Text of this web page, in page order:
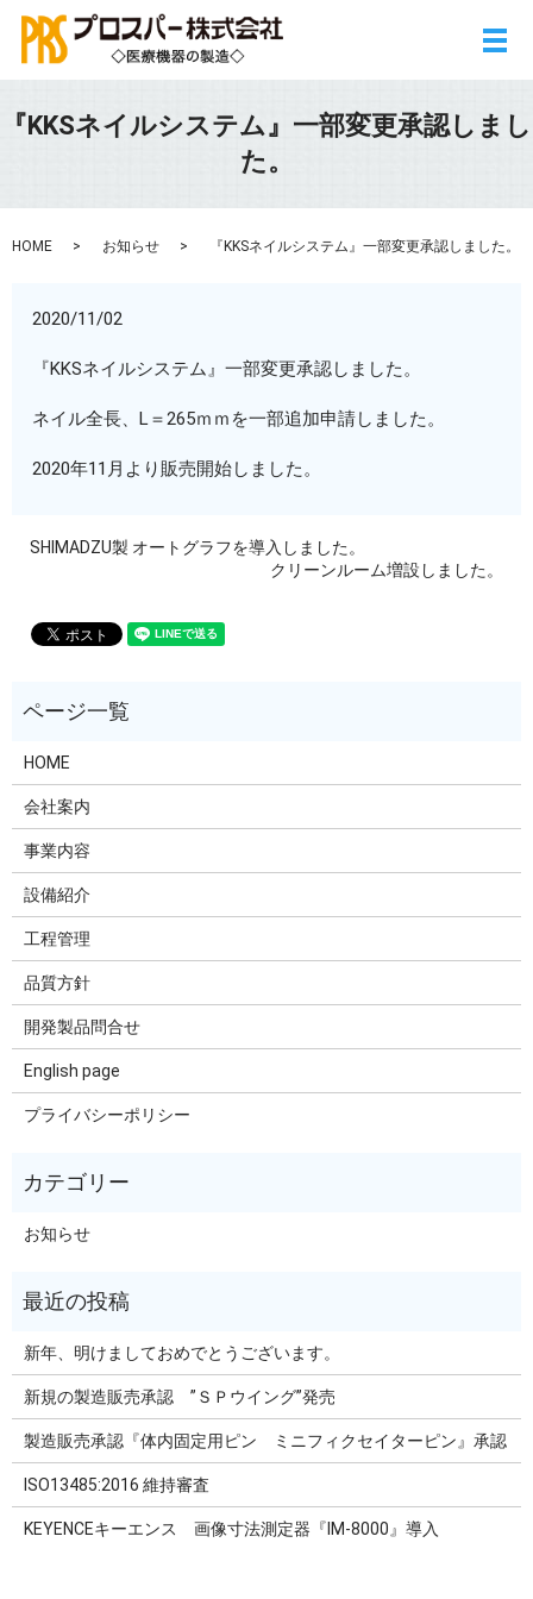
メ
『KKSネイルシステム』一部変更承認しまし
た。
HOME お知らせ 『KKSネイルシステム』一部変更承認しました。
2020/11/02
『KKSネイルシステム』一部変更承認しました。
ネイル全長、L＝265ｍｍを一部追加申請しました。
2020年11月より販売開始しました。
SHIMADZU製 オートグラフを導入しました。
クリーンルーム増設しました。
HOME
会社案内
事業内容
設備紹介
工程管理
品質方針
開発製品問合せ
English page
プライバシーポリシー
お知らせ
新年、明けましておめでとうございます。
新規の製造販売承認 ”ＳＰウイング”発売
製造販売承認『体内固定用ピン ミニフィクセイターピン』承認
ISO13485:2016 維持審査
KEYENCEキーエンス 画像寸法測定器『IM-8000』導入